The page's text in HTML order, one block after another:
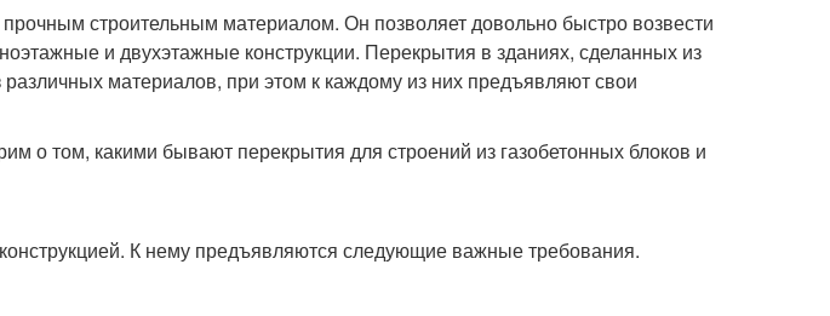
строительным материалом. Он позволяет довольно быстро возвести
и двухэтажные конструкции. Перекрытия в зданиях, сделанных из
различных материалов, при этом к каждому из них предъявляют свои
о том, какими бывают перекрытия для строений из газобетонных блоков и
К нему предъявляются следующие важные требования.